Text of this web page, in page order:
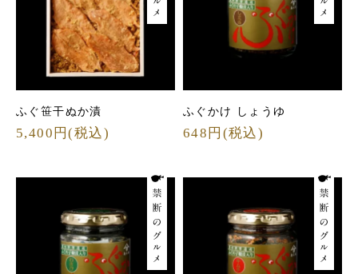
ふぐ笹干ぬか漬
5,400円(税込)
ふぐかけ しょうゆ
648円(税込)